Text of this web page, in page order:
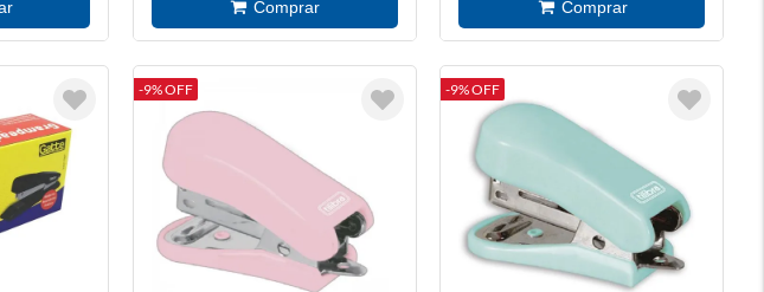
-9% OFF -9% OFF